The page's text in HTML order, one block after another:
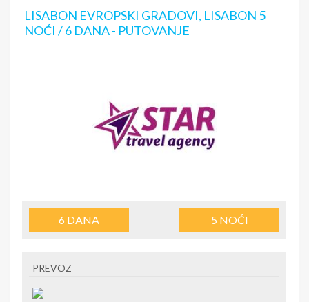
LISABON EVROPSKI GRADOVI, LISABON 5
NOĆI / 6 DANA - PUTOVANJE
6 DANA 5 NOĆI
PREVOZ